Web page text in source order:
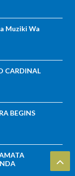
Muziki Wa
CARDINAL
BEGINS